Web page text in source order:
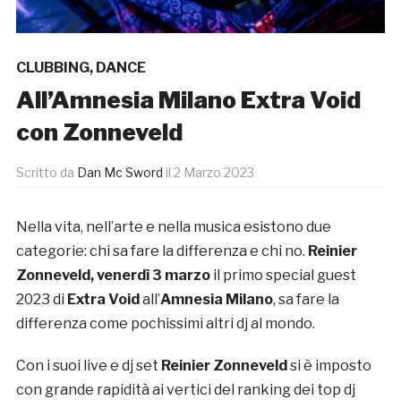
CLUBBING, DANCE
All’Amnesia Milano Extra Void
con Zonneveld
Scritto da Dan Mc Sword il 2 Marzo 2023
Nella vita, nell’arte e nella musica esistono due
categorie: chi sa fare la differenza e chi no. Reinier
Zonneveld, venerdì 3 marzo il primo special guest
2023 di Extra Void all’Amnesia Milano, sa fare la
differenza come pochissimi altri dj al mondo.
Con i suoi live e dj set Reinier Zonneveld si è imposto
con grande rapidità ai vertici del ranking dei top dj